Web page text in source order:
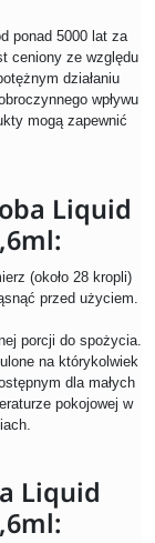
ponad 5000 lat za
ceniony ze względu
działaniu
wpływu
mogą zapewnić
Liquid
(około 28 kropli)
przed użyciem.
porcji do spożycia.
na którykolwiek
dla małych
pokojowej w
Liquid